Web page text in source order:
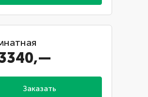
Заказать